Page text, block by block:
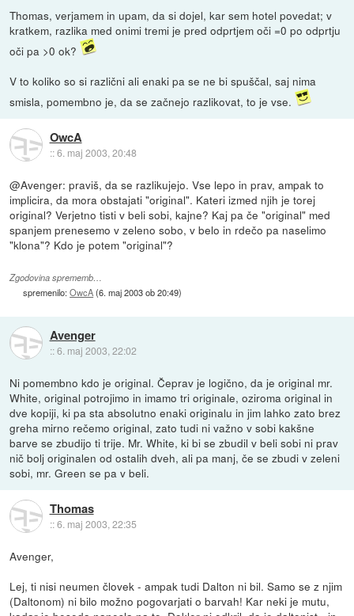
Thomas, verjamem in upam, da si dojel, kar sem hotel povedat; v
kratkem, razlika med onimi tremi je pred odprtjem oči =0 po odprtju
oči pa >0 ok?
V to koliko so si različni ali enaki pa se ne bi spuščal, saj nima
smisla, pomembno je, da se začnejo razlikovat, to je vse.
OwcA
::6. maj 2003, 20:48
@Avenger: praviš, da se razlikujejo. Vse lepo in prav, ampak to
implicira, da mora obstajati "original". Kateri izmed njih je torej
original? Verjetno tisti v beli sobi, kajne? Kaj pa če "original" med
spanjem prenesemo v zeleno sobo, v belo in rdečo pa naselimo
"klona"? Kdo je potem "original"?
Zgodovina sprememb…
spremenilo:OwcA(6. maj 2003 ob 20:49)
Avenger
::6. maj 2003, 22:02
Ni pomembno kdo je original. Čeprav je logično, da je original mr.
White, original potrojimo in imamo tri originale, oziroma original in
dve kopiji, ki pa sta absolutno enaki originalu in jim lahko zato brez
greha mirno rečemo original, zato tudi ni važno v sobi kakšne
barve se zbudijo ti trije. Mr. White, ki bi se zbudil v beli sobi ni prav
nič bolj originalen od ostalih dveh, ali pa manj, če se zbudi v zeleni
sobi, mr. Green se pa v beli.
Thomas
::6. maj 2003, 22:35
Avenger,
Lej, ti nisi neumen človek - ampak tudi Dalton ni bil. Samo se z njim
(Daltonom) ni bilo možno pogovarjati o barvah! Kar neki je mutu,